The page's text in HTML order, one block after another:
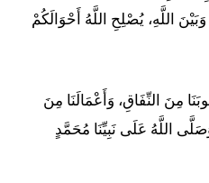
اللَّهِ، يُصْلِحِ اللَّهُ أَحْوَالَكُمْ
مِنَ النِّفَاقِ، وَأَعْمَالَنَا مِنَ
اللَّهُ عَلَى نَبِيِّنَا مُحَمَّدٍ